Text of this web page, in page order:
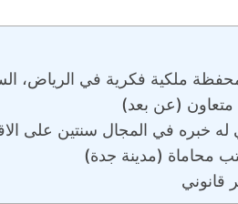
ملكية فكرية في الرياض،
(عن بعد)
خبره في المجال سنتين على
محاماة (مدينة جدة)
قانوني